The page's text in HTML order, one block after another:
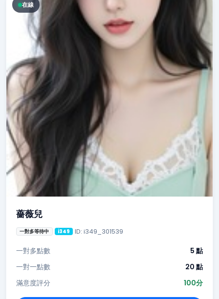
在線
薔薇兒
一對多等待中 i349 ID: i349_301539
一對多點數
5 點
一對一點數
20 點
滿意度評分
100分